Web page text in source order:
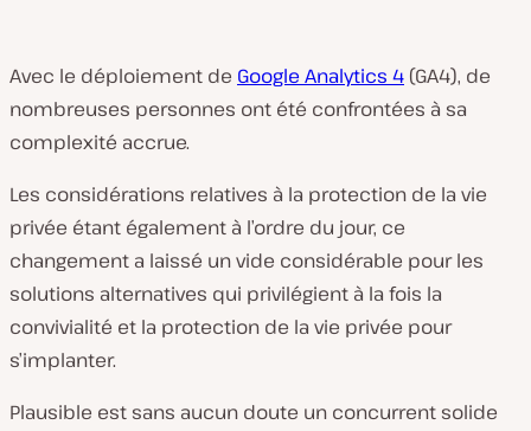
Avec le déploiement de Google Analytics 4 (GA4), de
nombreuses personnes ont été confrontées à sa
complexité accrue.
Les considérations relatives à la protection de la vie
privée étant également à l’ordre du jour, ce
changement a laissé un vide considérable pour les
solutions alternatives qui privilégient à la fois la
convivialité et la protection de la vie privée pour
s’implanter.
Plausible est sans aucun doute un concurrent solide